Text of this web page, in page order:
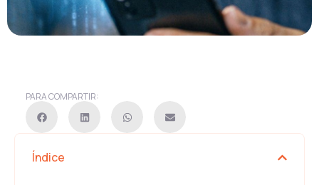
PARA COMPARTIR:
Índice